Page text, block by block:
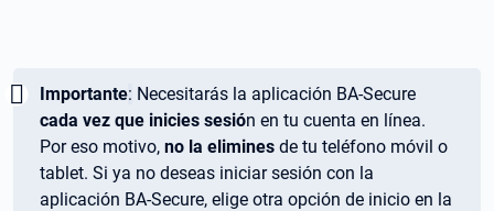
Wichtig:
Importante: Necesitarás la aplicación BA-Secure
cada vez que inicies sesión en tu cuenta en línea.
Por eso motivo, no la elimines de tu teléfono móvil o
tablet. Si ya no deseas iniciar sesión con la
aplicación BA-Secure, elige otra opción de inicio en la